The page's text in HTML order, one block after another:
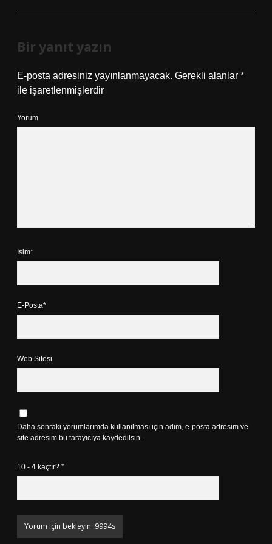
Bir yanıt yazın
E-posta adresiniz yayınlanmayacak. Gerekli alanlar *
ile işaretlenmişlerdir
Yorum
İsim*
E-Posta*
Web Sitesi
Daha sonraki yorumlarımda kullanılması için adım, e-posta adresim ve
site adresim bu tarayıcıya kaydedilsin.
10 - 4 kaçtır? *